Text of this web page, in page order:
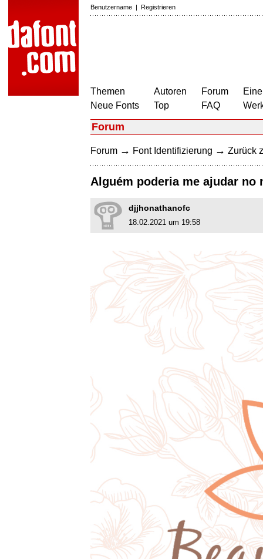
Benutzername | Registrieren
Themen
Neue Fonts
Autoren
Top
Forum
FAQ
Forum
Forum → Font Identifizierung → Zurück
Alguém poderia me ajudar no
djjhonathanofc
18.02.2021 um 19:58